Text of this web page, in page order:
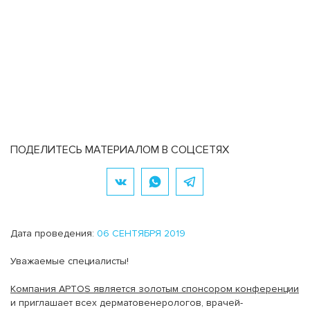
ПОДЕЛИТЕСЬ МАТЕРИАЛОМ В СОЦСЕТЯХ
Дата проведения: 06 СЕНТЯБРЯ 2019
Уважаемые специалисты!
Компания APTOS является золотым спонсором конференции
и приглашает всех дерматовенерологов, врачей-